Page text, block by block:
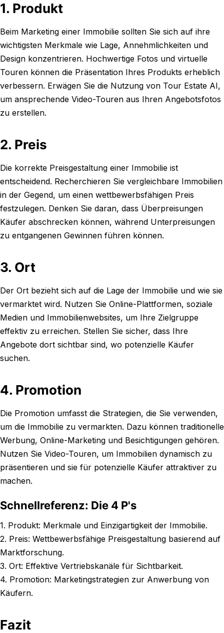
1. Produkt
Beim Marketing einer Immobilie sollten Sie sich auf ihre
wichtigsten Merkmale wie Lage, Annehmlichkeiten und
Design konzentrieren. Hochwertige Fotos und virtuelle
Touren können die Präsentation Ihres Produkts erheblich
verbessern. Erwägen Sie die Nutzung von Tour Estate AI,
um ansprechende Video-Touren aus Ihren Angebotsfotos
zu erstellen.
2. Preis
Die korrekte Preisgestaltung einer Immobilie ist
entscheidend. Recherchieren Sie vergleichbare Immobilien
in der Gegend, um einen wettbewerbsfähigen Preis
festzulegen. Denken Sie daran, dass Überpreisungen
Käufer abschrecken können, während Unterpreisungen
zu entgangenen Gewinnen führen können.
3. Ort
Der Ort bezieht sich auf die Lage der Immobilie und wie sie
vermarktet wird. Nutzen Sie Online-Plattformen, soziale
Medien und Immobilienwebsites, um Ihre Zielgruppe
effektiv zu erreichen. Stellen Sie sicher, dass Ihre
Angebote dort sichtbar sind, wo potenzielle Käufer
suchen.
4. Promotion
Die Promotion umfasst die Strategien, die Sie verwenden,
um die Immobilie zu vermarkten. Dazu können traditionelle
Werbung, Online-Marketing und Besichtigungen gehören.
Nutzen Sie Video-Touren, um Immobilien dynamisch zu
präsentieren und sie für potenzielle Käufer attraktiver zu
machen.
Schnellreferenz: Die 4 P's
1. Produkt: Merkmale und Einzigartigkeit der Immobilie.
2. Preis: Wettbewerbsfähige Preisgestaltung basierend auf
Marktforschung.
3. Ort: Effektive Vertriebskanäle für Sichtbarkeit.
4. Promotion: Marketingstrategien zur Anwerbung von
Käufern.
Fazit